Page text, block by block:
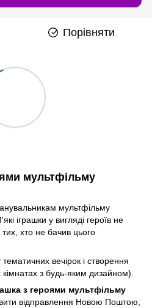
Порівняти
мультфільму
мультфільму
іграшки у вигляді героїв не
хто не бачив цього
вечірок і створення
з будь-яким дизайном).
з героями мультфільму
відправлення Новою Поштою,